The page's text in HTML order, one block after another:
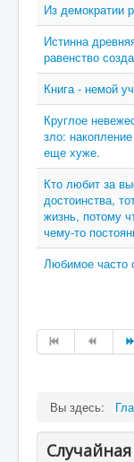
Из демократии
Истинна
равенство
Книга - немой
Круглое
зло:
еще хуже.
Кто любит за
достоинства,
жизнь, потому
чему-то
Любимое часто
Вы здесь: